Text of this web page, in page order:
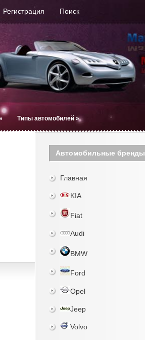
Регистрация Поиск
Типы автомобилей »
Автомобильные бренды
Главная
KIA
Fiat
Audi
BMW
Ford
Opel
Jeep
Volvo